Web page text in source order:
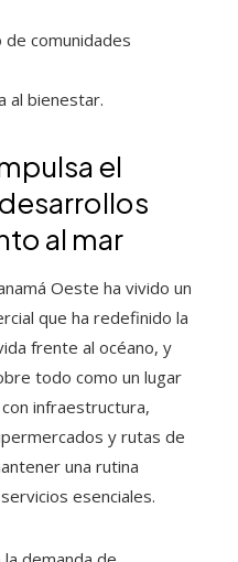
comunidades
al bienestar.
el
al mar
Oeste ha vivido un
que ha redefinido la
frente al océano, y
todo como un lugar
infraestructura,
y rutas de
una rutina
esenciales.